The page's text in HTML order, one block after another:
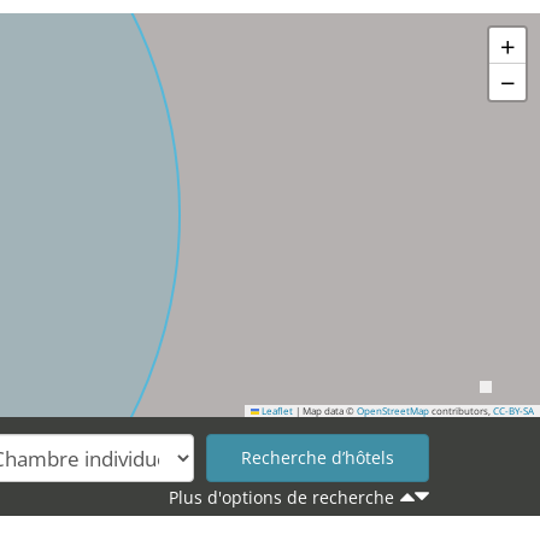
+
−
Leaflet | Map data © OpenStreetMap contributors, CC-BY-SA
Plus d'options de recherche